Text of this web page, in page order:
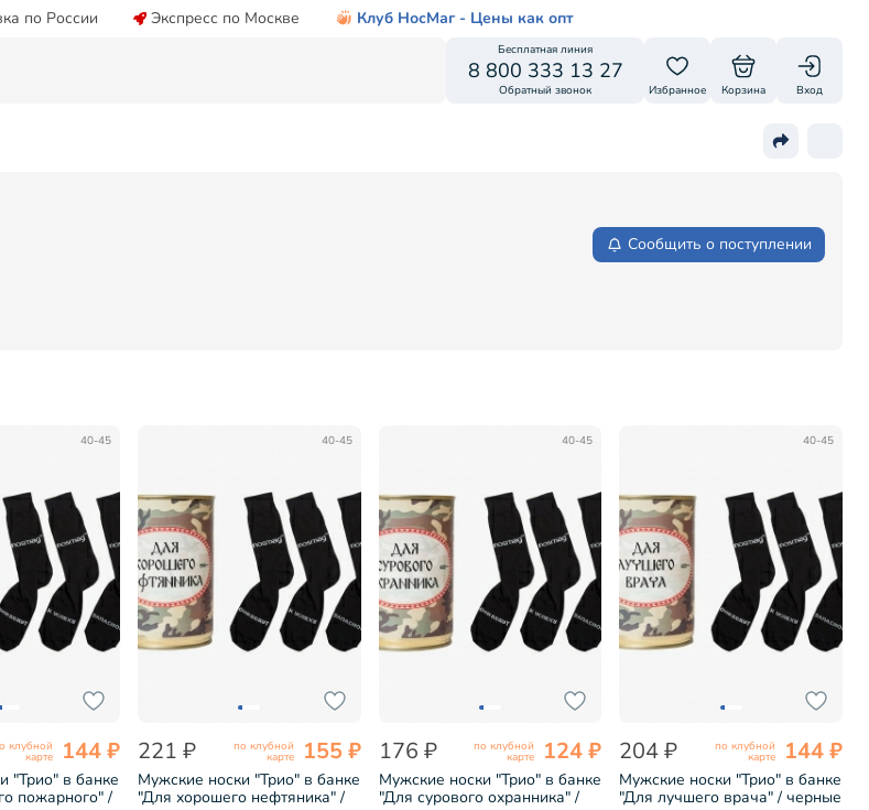
по России Экспресс по Москве Клуб НосМаг - Цены как опт
Бесплатная линия
8 800 333 13 27
Обратный звонок Избранное Корзина Вход
Сообщить о поступлении
40-45
клубной
карте 144 ₽
"Трио" в банке
пожарного" /
40-45
221 ₽ по клубной
карте 155 ₽
Мужские носки "Трио" в банке
"Для хорошего нефтяника" /
40-45
176 ₽ по клубной
карте 124 ₽
Мужские носки "Трио" в банке
"Для сурового охранника" /
40-45
204 ₽ по клубной
карте 144 ₽
Мужские носки "Трио" в банке
"Для лучшего врача" / черные